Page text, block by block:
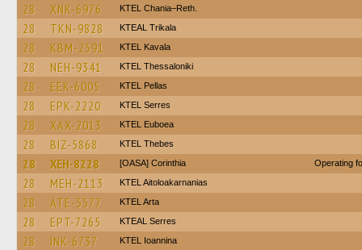
28 XNK-6976 KTEL Chania–Reth.
28 TKN-9828 KTEAL Trikala
28 KBM-2591 KTEL Kavala
28 NEH-9341 KTEL Thessaloniki
28 EEK-6005 KTEL Pellas
28 EPK-2220 KTEL Serres
28 XAX-2013 ΚΤΕL Euboea
28 BIZ-5868 KTEL Thebes
28 XEH-8228 [OASA] Corinthia Operating
28 MEH-2113 KTEL Aitoloakarnanias
28 ATE-5577 KTEL Arta
28 EPT-7265 KTEAL Serres
28 INK-6737 KTEL Ioannina